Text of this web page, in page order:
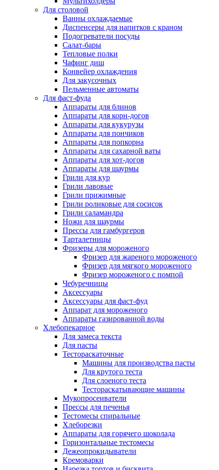
Для столовой
Ванны охлаждаемые
Диспенсеры для напитков с краном
Подогреватели посуды
Салат-бары
Тепловые полки
Чафинг диш
Конвейер охлаждения
Для закусочных
Пельменные автоматы
Для фаст-фуда
Аппараты для блинов
Аппараты для корн-догов
Аппараты для кукурузы
Аппараты для пончиков
Аппараты для попкорна
Аппараты для сахарной ваты
Аппараты для хот-догов
Аппараты для шаурмы
Грили для кур
Грили лавовые
Грили прижимные
Грили роликовые для сосисок
Грили саламандра
Ножи для шаурмы
Прессы для гамбургеров
Тарталетницы
Фризеры для мороженого
Фризер для жареного мороженого
Фризер для мягкого мороженого
Фризер мороженого с помпой
Чебуречницы
Аксессуары
Аксессуары для фаст-фуд
Аппарат для мороженого
Аппараты газированной воды
Хлебопекарное
Для замеса текста
Для пасты
Тестораскаточные
Машины для производства пасты
Для крутого теста
Для слоеного теста
Тестораскатывающие машины
Мукопросеиватели
Прессы для печенья
Тестомесы спиральные
Хлеборезки
Аппараты для горячего шоколада
Горизонтальные тестомесы
Дежеопрокидыватели
Кремоварки